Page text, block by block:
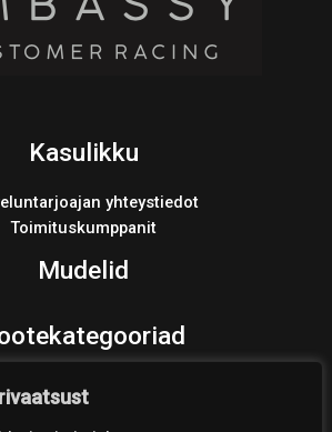
Kasulikku
yhteystiedot
Toimituskumppanit
Mudelid
Varaosat